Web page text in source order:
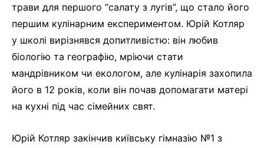
трави для першого “салату з лугів”, що стало його
першим кулінарним експериментом. Юрій Котляр
у школі вирізнявся допитливістю: він любив
біологію та географію, мріючи стати
мандрівником чи екологом, але кулінарія захопила
його в 12 років, коли він почав допомагати матері
на кухні під час сімейних свят.
Юрій Котляр закінчив київську гімназію №1 з